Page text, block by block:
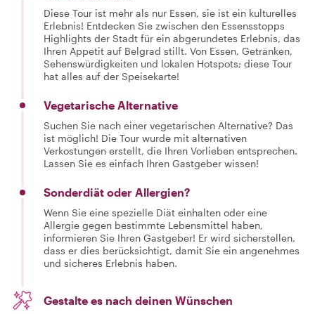
Diese Tour ist mehr als nur Essen, sie ist ein kulturelles
Erlebnis! Entdecken Sie zwischen den Essensstopps
Highlights der Stadt für ein abgerundetes Erlebnis, das
Ihren Appetit auf Belgrad stillt. Von Essen, Getränken,
Sehenswürdigkeiten und lokalen Hotspots; diese Tour
hat alles auf der Speisekarte!
Vegetarische Alternative
Suchen Sie nach einer vegetarischen Alternative? Das
ist möglich! Die Tour wurde mit alternativen
Verkostungen erstellt, die Ihren Vorlieben entsprechen.
Lassen Sie es einfach Ihren Gastgeber wissen!
Sonderdiät oder Allergien?
Wenn Sie eine spezielle Diät einhalten oder eine
Allergie gegen bestimmte Lebensmittel haben,
informieren Sie Ihren Gastgeber! Er wird sicherstellen,
dass er dies berücksichtigt, damit Sie ein angenehmes
und sicheres Erlebnis haben.
Gestalte es nach deinen Wünschen